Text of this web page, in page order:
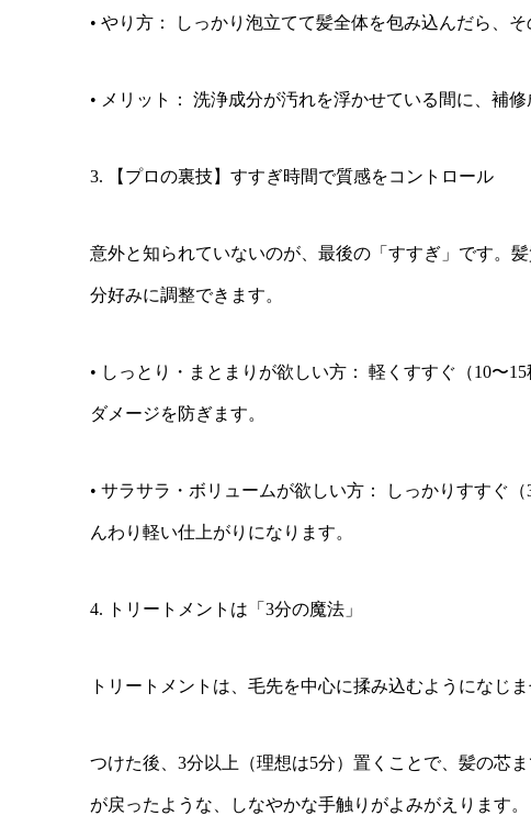
• やり方： しっかり泡立てて髪全体を包み込んだら、そ
• メリット： 洗浄成分が汚れを浮かせている間に、補
3. 【プロの裏技】すすぎ時間で質感をコントロール
意外と知られていないのが、最後の「すすぎ」です。
分好みに調整できます。
• しっとり・まとまりが欲しい方： 軽くすすぐ（10〜
ダメージを防ぎます。
• サラサラ・ボリュームが欲しい方： しっかりすすぐ
んわり軽い仕上がりになります。
4. トリートメントは「3分の魔法」
トリートメントは、毛先を中心に揉み込むようになじま
つけた後、3分以上（理想は5分）置くことで、髪の芯
が戻ったような、しなやかな手触りがよみがえります。